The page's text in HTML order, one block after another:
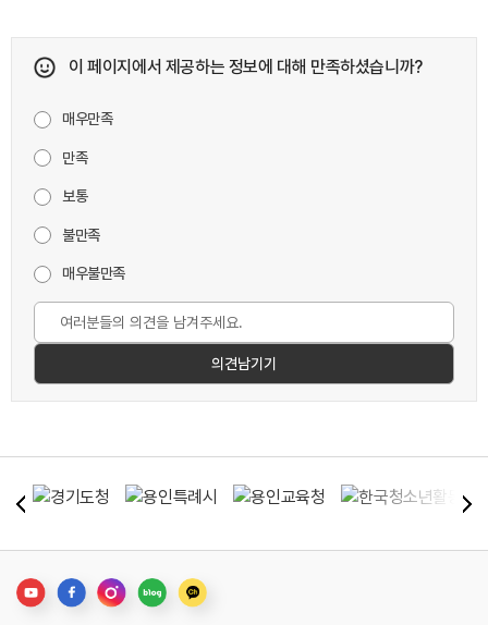
이 페이지에서 제공하는 정보에 대해 만족하셨습니까?
매우만족
만족
보통
불만족
매우불만족